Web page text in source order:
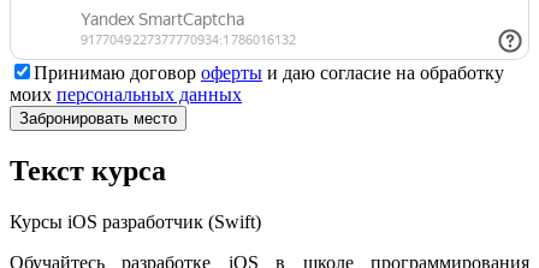
Принимаю договор оферты и даю согласие на обработку
моих персональных данных
Текст курса
Курсы iOS разработчик (Swift)
Обучайтесь разработке iOS в школе программирования